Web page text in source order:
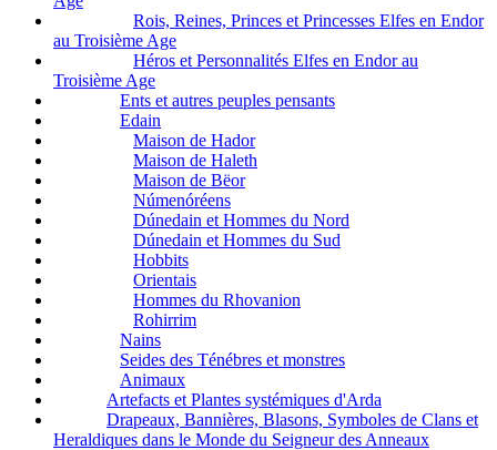
Rois, Reines, Princes et Princesses Elfes en Endor
au Troisième Age
Héros et Personnalités Elfes en Endor au
Troisième Age
Ents et autres peuples pensants
Edain
Maison de Hador
Maison de Haleth
Maison de Bëor
Númenóréens
Dúnedain et Hommes du Nord
Dúnedain et Hommes du Sud
Hobbits
Orientais
Hommes du Rhovanion
Rohirrim
Nains
Seides des Ténébres et monstres
Animaux
Artefacts et Plantes systémiques d'Arda
Drapeaux, Bannières, Blasons, Symboles de Clans et
Heraldiques dans le Monde du Seigneur des Anneaux